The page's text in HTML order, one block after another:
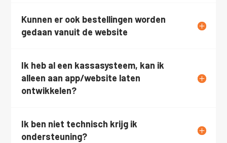
Kunnen er ook bestellingen worden
gedaan vanuit de website
Ik heb al een kassasysteem, kan ik
alleen aan app/website laten
ontwikkelen?
Ik ben niet technisch krijg ik
ondersteuning?